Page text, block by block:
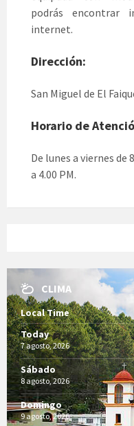
podrás encontrar
internet.
Dirección:
San Miguel de El
Horario de
De lunes a viernes de
a 4.00 PM.
CLIMA
Local Time
Today
7 agosto, 2026
Sábado
8 agosto, 2026
Domingo
9 agosto, 2026